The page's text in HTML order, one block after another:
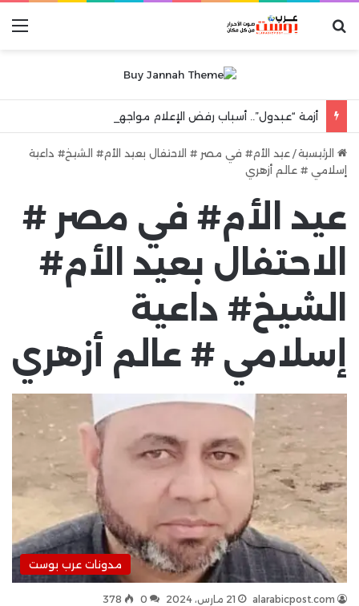
بحث عن
الرئيسية/ عيد الأم# في مصر # الاحتفال بعيد الأم# الشيخ# داعية
إسلامي # عالم أزهري
عيد الأم# في مصر #
الاحتفال بعيد الأم#
الشيخ# داعية
إسلامي # عالم أزهري
مدونات عرب بوست
alarabicpost.com 21 مارس، 2024 0
378